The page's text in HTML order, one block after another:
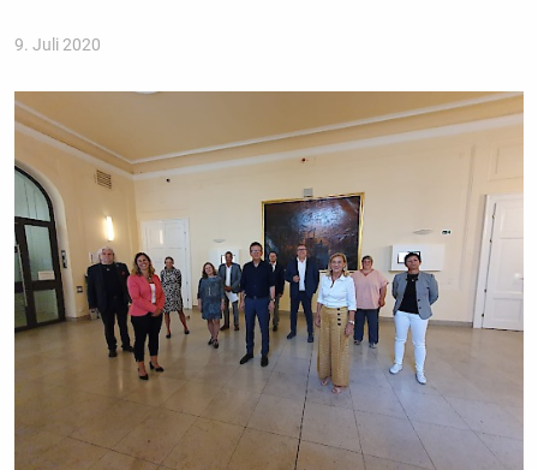
9. Juli 2020